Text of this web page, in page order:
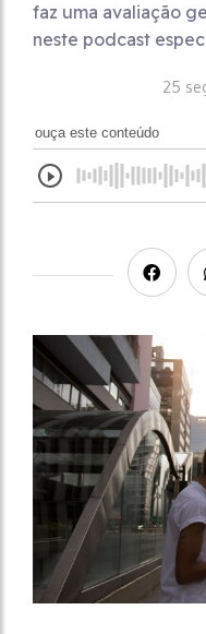
faz uma avaliação
neste podcast
25
ouça este conteúdo